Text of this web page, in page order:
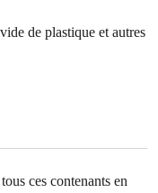
de plastique et autres
ces contenants en